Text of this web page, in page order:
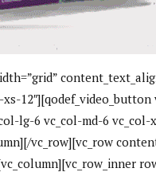
lg-6 vc_col-md-6
vc_row][vc_row